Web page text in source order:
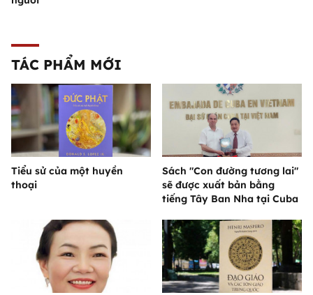
TÁC PHẨM MỚI
Tiểu sử của một huyền
thoại
Sách "Con đường tương lai"
sẽ được xuất bản bằng
tiếng Tây Ban Nha tại Cuba